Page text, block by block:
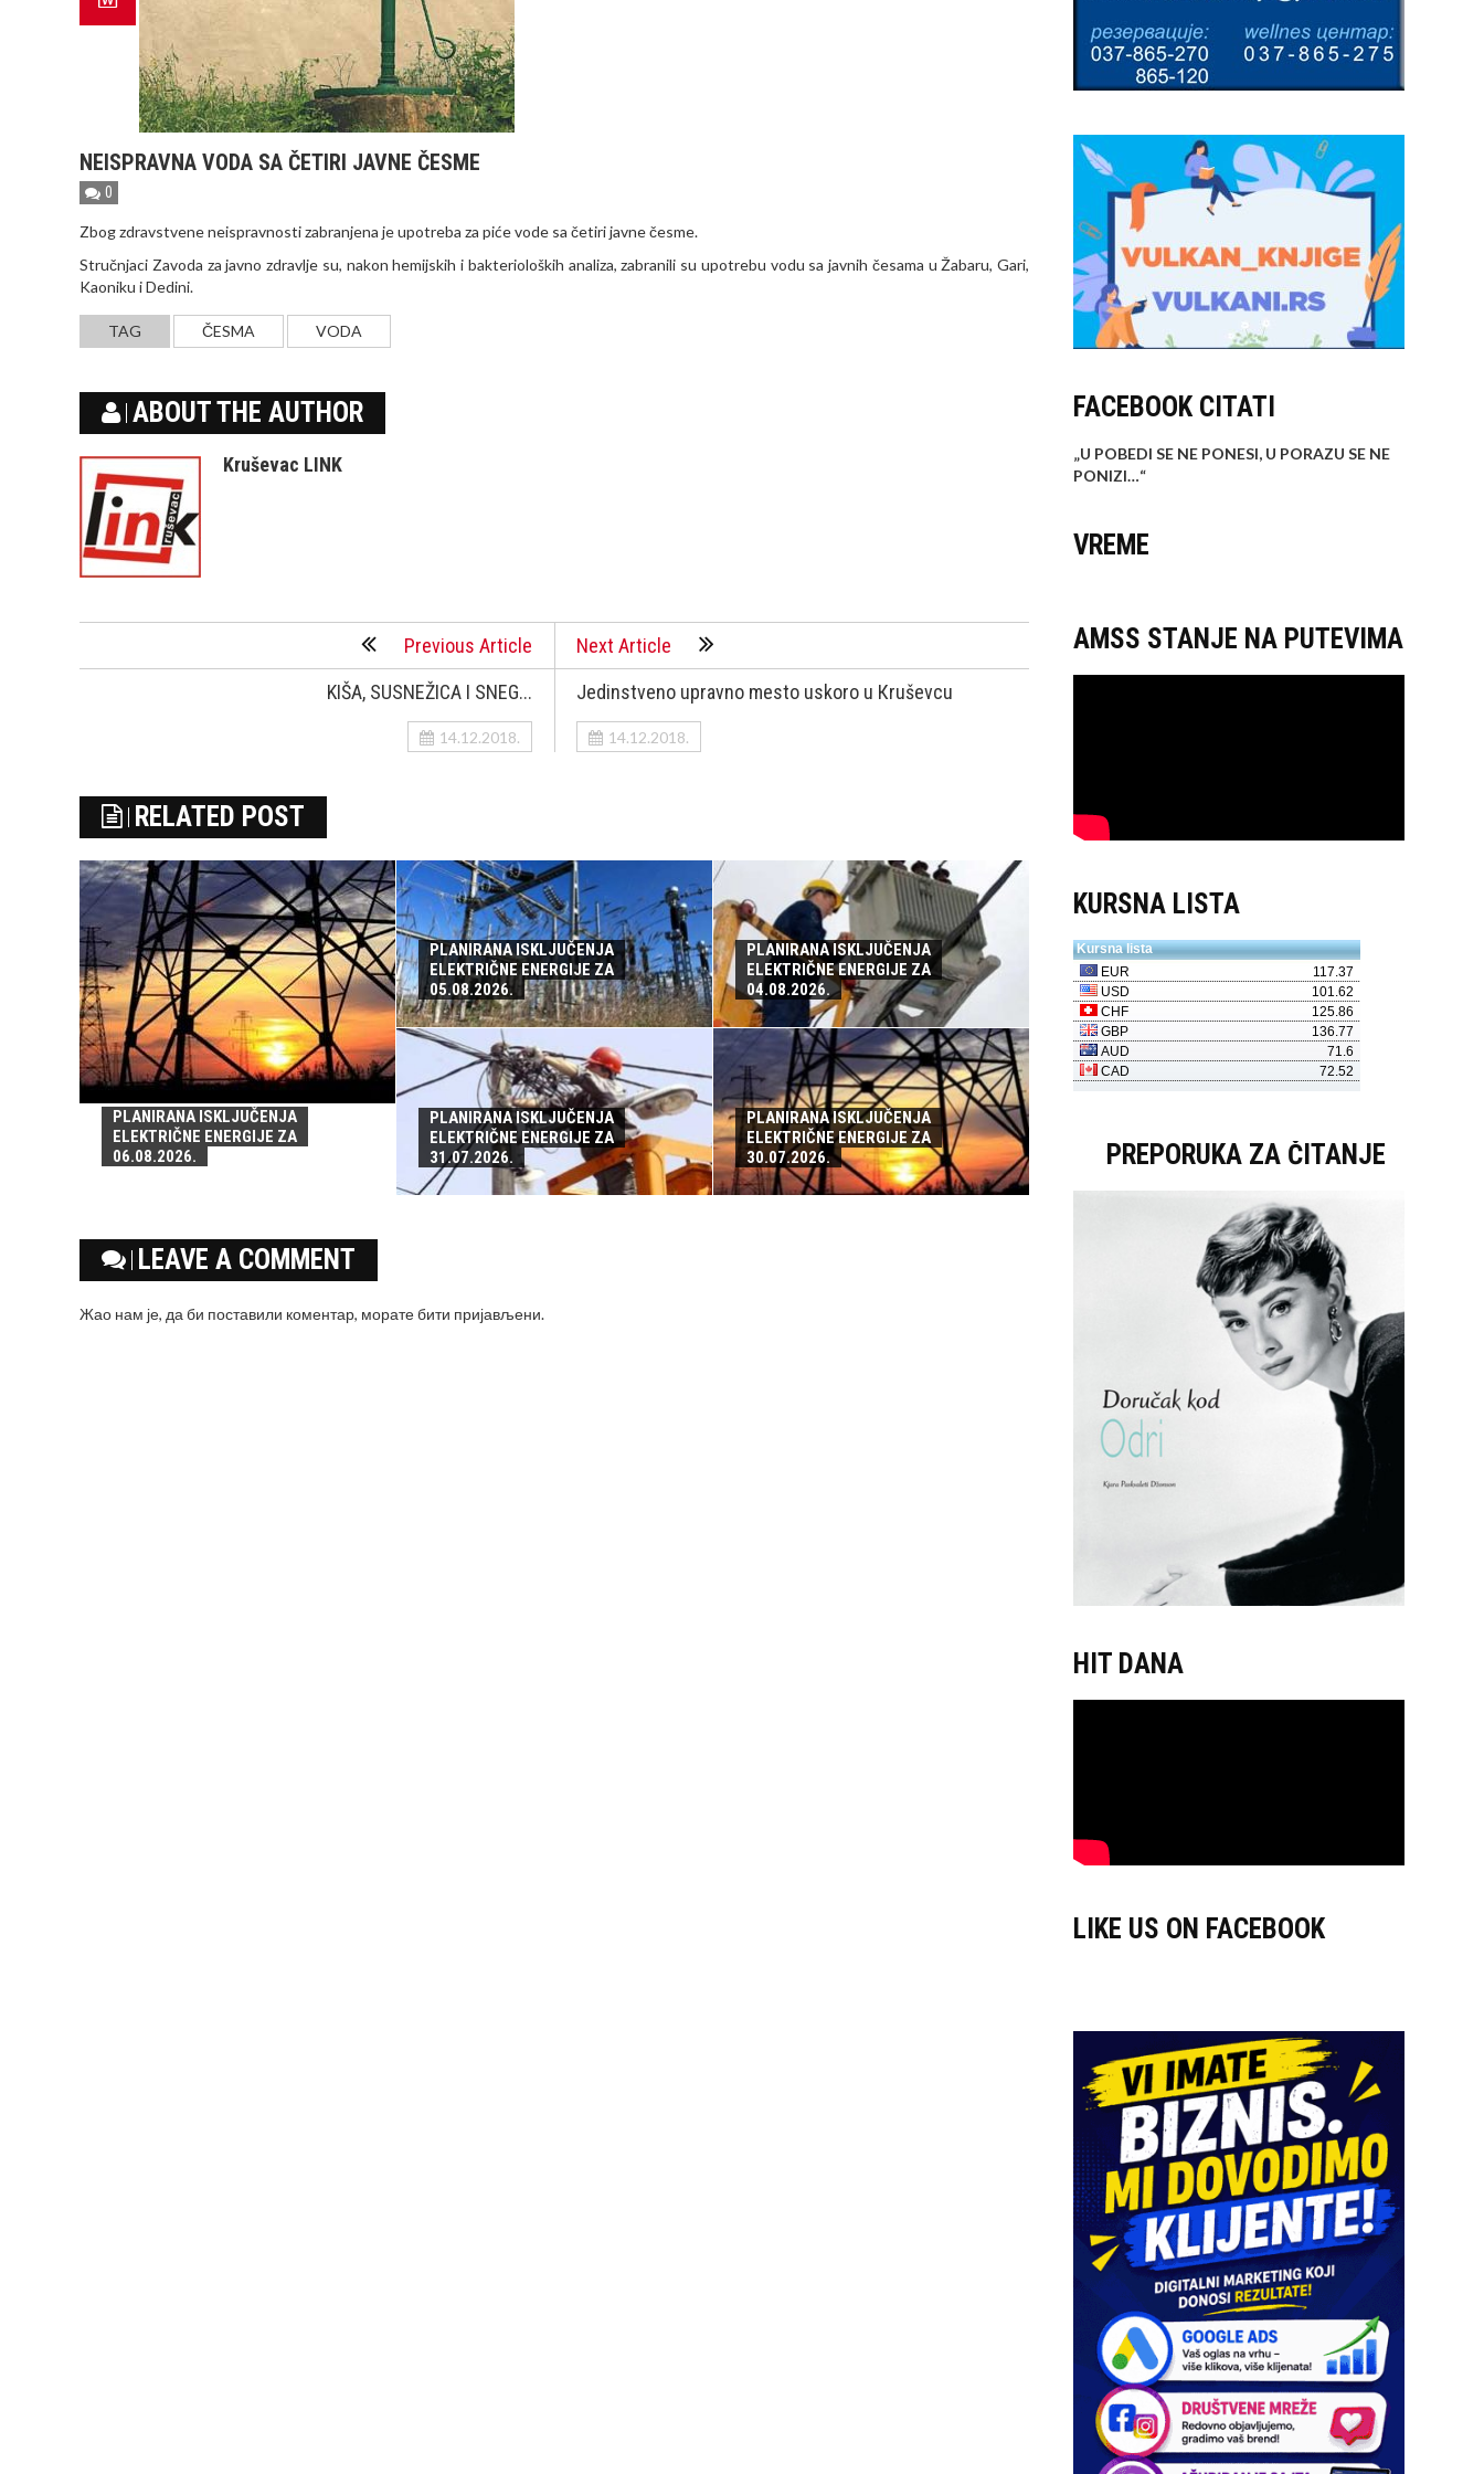
NEISPRAVNA VODA SA ČETIRI JAVNE ČESME
0
Zbog zdravstvene neispravnosti zabranjena je upotreba za piće vode sa četiri javne česme.
Stručnjaci Zavoda za javno zdravlje su, nakon hemijskih i bakterioloških analiza, zabranili su upotrebu vodu sa javnih česama u Žabaru, Gari,
Kaoniku i Dedini.
TAG ČESMA VODA
ABOUT THE AUTHOR
Kruševac LINK
Previous Article
KIŠA, SUSNEŽICA I SNEG...
14.12.2018.
Next Article
Jedinstveno upravno mesto uskoro u Кruševcu
14.12.2018.
RELATED POST
PLANIRANA ISKLJUČENJA
ELEKTRIČNE ENERGIJE ZA
06.08.2026.
PLANIRANA ISKLJUČENJA
ELEKTRIČNE ENERGIJE ZA
05.08.2026.
PLANIRANA ISKLJUČENJA
ELEKTRIČNE ENERGIJE ZA
04.08.2026.
PLANIRANA ISKLJUČENJA
ELEKTRIČNE ENERGIJE ZA
31.07.2026.
PLANIRANA ISKLJUČENJA
ELEKTRIČNE ENERGIJE ZA
30.07.2026.
LEAVE A COMMENT
Жао нам је, да би поставили коментар, моратебити пријављени.
FACEBOOK CITATI
„U POBEDI SE NE PONESI, U PORAZU SE NE
PONIZI…“
VREME
AMSS STANJE NA PUTEVIMA
KURSNA LISTA
PREPORUKA ZA ČITANJE
HIT DANA
LIKE US ON FACEBOOK